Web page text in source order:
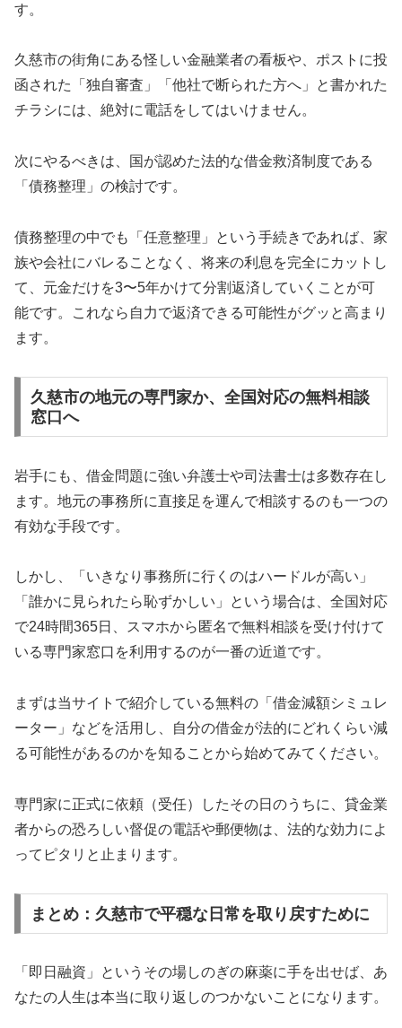
す。
久慈市の街角にある怪しい金融業者の看板や、ポストに投
函された「独自審査」「他社で断られた方へ」と書かれた
チラシには、絶対に電話をしてはいけません。
次にやるべきは、国が認めた法的な借金救済制度である
「債務整理」の検討です。
債務整理の中でも「任意整理」という手続きであれば、家
族や会社にバレることなく、将来の利息を完全にカットし
て、元金だけを3〜5年かけて分割返済していくことが可
能です。これなら自力で返済できる可能性がグッと高まり
ます。
久慈市の地元の専門家か、全国対応の無料相談
窓口へ
岩手にも、借金問題に強い弁護士や司法書士は多数存在し
ます。地元の事務所に直接足を運んで相談するのも一つの
有効な手段です。
しかし、「いきなり事務所に行くのはハードルが高い」
「誰かに見られたら恥ずかしい」という場合は、全国対応
で24時間365日、スマホから匿名で無料相談を受け付けて
いる専門家窓口を利用するのが一番の近道です。
まずは当サイトで紹介している無料の「借金減額シミュレ
ーター」などを活用し、自分の借金が法的にどれくらい減
る可能性があるのかを知ることから始めてみてください。
専門家に正式に依頼（受任）したその日のうちに、貸金業
者からの恐ろしい督促の電話や郵便物は、法的な効力によ
ってピタリと止まります。
まとめ：久慈市で平穏な日常を取り戻すために
「即日融資」というその場しのぎの麻薬に手を出せば、あ
なたの人生は本当に取り返しのつかないことになります。